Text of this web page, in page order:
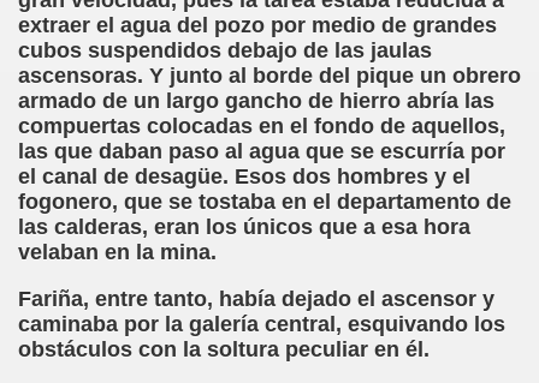
extraer el agua del pozo por medio de grandes
cubos suspendidos debajo de las jaulas
ascensoras. Y junto al borde del pique un obrero
armado de un largo gancho de hierro abría las
compuertas colocadas en el fondo de aquellos,
las que daban paso al agua que se escurría por
el canal de desagüe. Esos dos hombres y el
fogonero, que se tostaba en el departamento de
las calderas, eran los únicos que a esa hora
velaban en la mina.
Fariña, entre tanto, había dejado el ascensor y
caminaba por la galería central, esquivando los
obstáculos con la soltura peculiar en él.
(Saúl Orea Mateo)
Cecilia Bohl de Faber)
XXXIV (Infante Don Juan Manuel)
Bayé)